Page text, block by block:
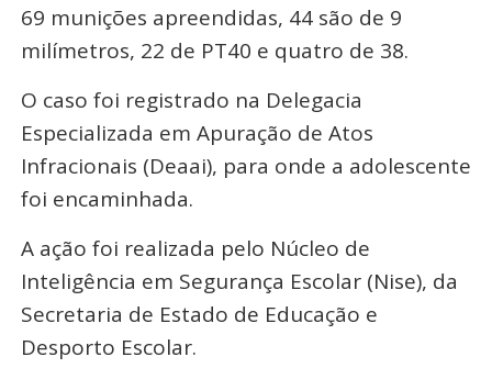
69 munições apreendidas, 44 são de 9
milímetros, 22 de PT40 e quatro de 38.
O caso foi registrado na Delegacia
Especializada em Apuração de Atos
Infracionais (Deaai), para onde a adolescente
foi encaminhada.
A ação foi realizada pelo Núcleo de
Inteligência em Segurança Escolar (Nise), da
Secretaria de Estado de Educação e
Desporto Escolar.